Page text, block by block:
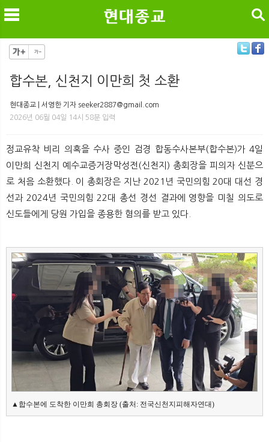
뉴 색
검색
합수본, 신천지 이만희 첫 소환
현대종교 | 서영한 기자 seeker2887@gmail.com
2026년 06월 04일 14시 58분 입력
정교유착 비리 의혹을 수사 중인 검경 합동수사본부(합수본)가 4일
이만희 신천지 예수교증거장막성전(신천지) 총회장을 피의자 신분으
로 처음 소환했다. 이 총회장은 지난 2021년 국민의힘 20대 대선 경
선과 2024년 국민의힘 22대 총선 경선 결과에 영향을 미칠 의도로
신도들에게 당원 가입을 종용한 혐의를 받고 있다.
▲합수본에 도착한 이만희 총회장 (출처: 전국신천지피해자연대)